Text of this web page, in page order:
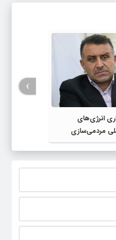
انرژی‌های
مردمی‌سازی
است
›